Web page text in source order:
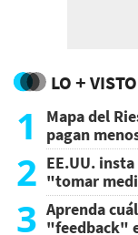
LO + VISTO
1
Mapa del
pagan
2 EE.UU.
"tomar
3 Aprenda
"feedback"